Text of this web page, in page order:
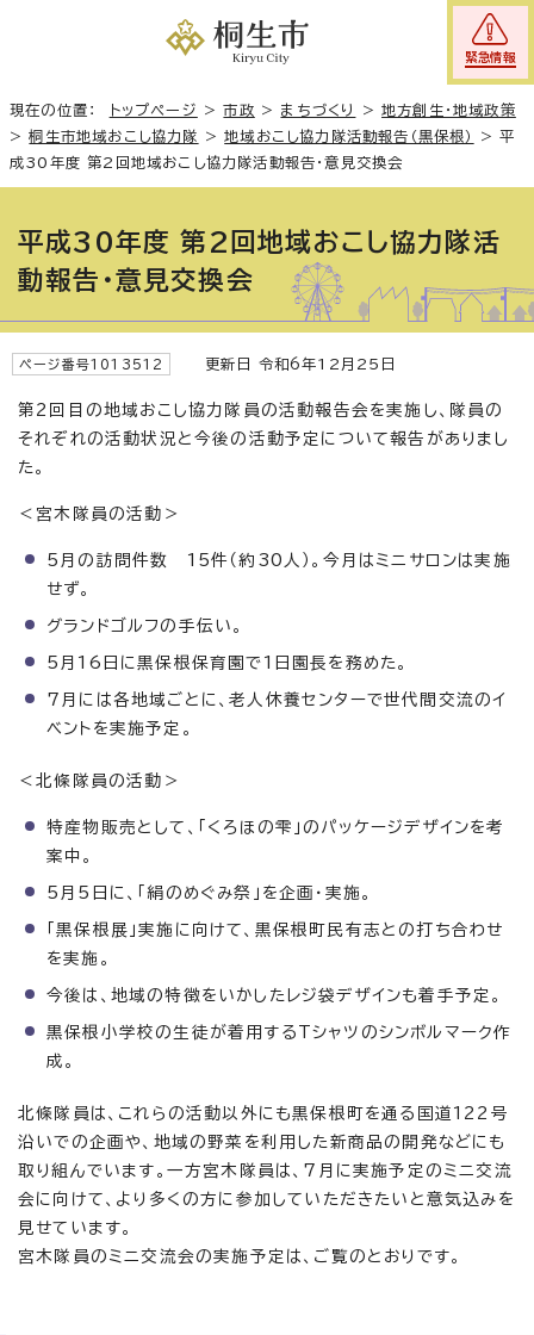
緊急情報
現在の位置： トップページ >市政 > まちづくり >地方創生・地域政策
>桐生市地域おこし協力隊 >地域おこし協力隊活動報告（黒保根） >平
成30年度 第2回地域おこし協力隊活動報告・意見交換会
平成30年度 第2回地域おこし協力隊活
動報告・意見交換会
ページ番号1013512 更新日 令和6年12月25日
第2回目の地域おこし協力隊員の活動報告会を実施し、隊員の
それぞれの活動状況と今後の活動予定について報告がありまし
た。
＜宮木隊員の活動＞
5月の訪問件数 15件（約30人）。今月はミニサロンは実施
せず。
グランドゴルフの手伝い。
5月16日に黒保根保育園で1日園長を務めた。
7月には各地域ごとに、老人休養センターで世代間交流のイ
ベントを実施予定。
＜北條隊員の活動＞
特産物販売として、「くろほの雫」のパッケージデザインを考
案中。
5月5日に、「絹のめぐみ祭」を企画・実施。
「黒保根展」実施に向けて、黒保根町民有志との打ち合わせ
を実施。
今後は、地域の特徴をいかしたレジ袋デザインも着手予定。
黒保根小学校の生徒が着用するTシャツのシンボルマーク作
成。
北條隊員は、これらの活動以外にも黒保根町を通る国道122号
沿いでの企画や、地域の野菜を利用した新商品の開発などにも
取り組んでいます。一方宮木隊員は、7月に実施予定のミニ交流
会に向けて、より多くの方に参加していただきたいと意気込みを
見せています。
宮木隊員のミニ交流会の実施予定は、ご覧のとおりです。